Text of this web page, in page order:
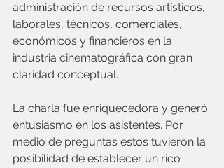
administración de recursos artísticos,
laborales, técnicos, comerciales,
económicos y financieros en la
industria cinematográfica con gran
claridad conceptual.
La charla fue enriquecedora y generó
entusiasmo en los asistentes. Por
medio de preguntas estos tuvieron la
posibilidad de establecer un rico